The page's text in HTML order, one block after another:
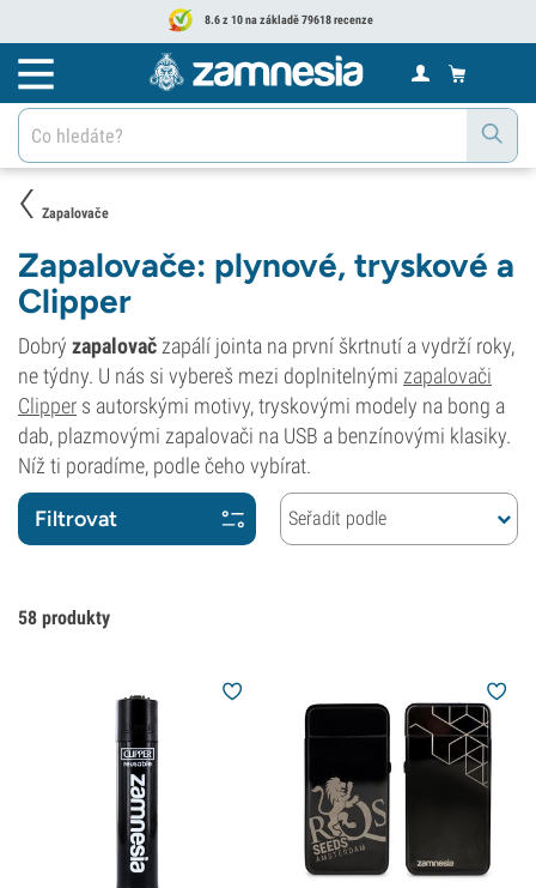
8.6 z 10 na základě 79618 recenze
Zapalovače
Zapalovače: plynové, tryskové a
Clipper
Dobrý zapalovač zapálí jointa na první škrtnutí a vydrží roky,
ne týdny. U nás si vybereš mezi doplnitelnými zapalovači
Clipper s autorskými motivy, tryskovými modely na bong a
dab, plazmovými zapalovači na USB a benzínovými klasiky.
Níž ti poradíme, podle čeho vybírat.
Filtrovat Seřadit podle
58 produkty